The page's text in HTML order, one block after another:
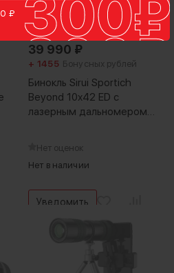
₽
ОЖИДАЕТСЯ ПОСТУПЛЕНИЕ
39 990 ₽
+ 1455 Бонусных рублей
Бинокль Sirui Sportich
Beyond 10x42 ED с
лазерным дальномером
Нет оценок
Нет в наличии
Уведомить